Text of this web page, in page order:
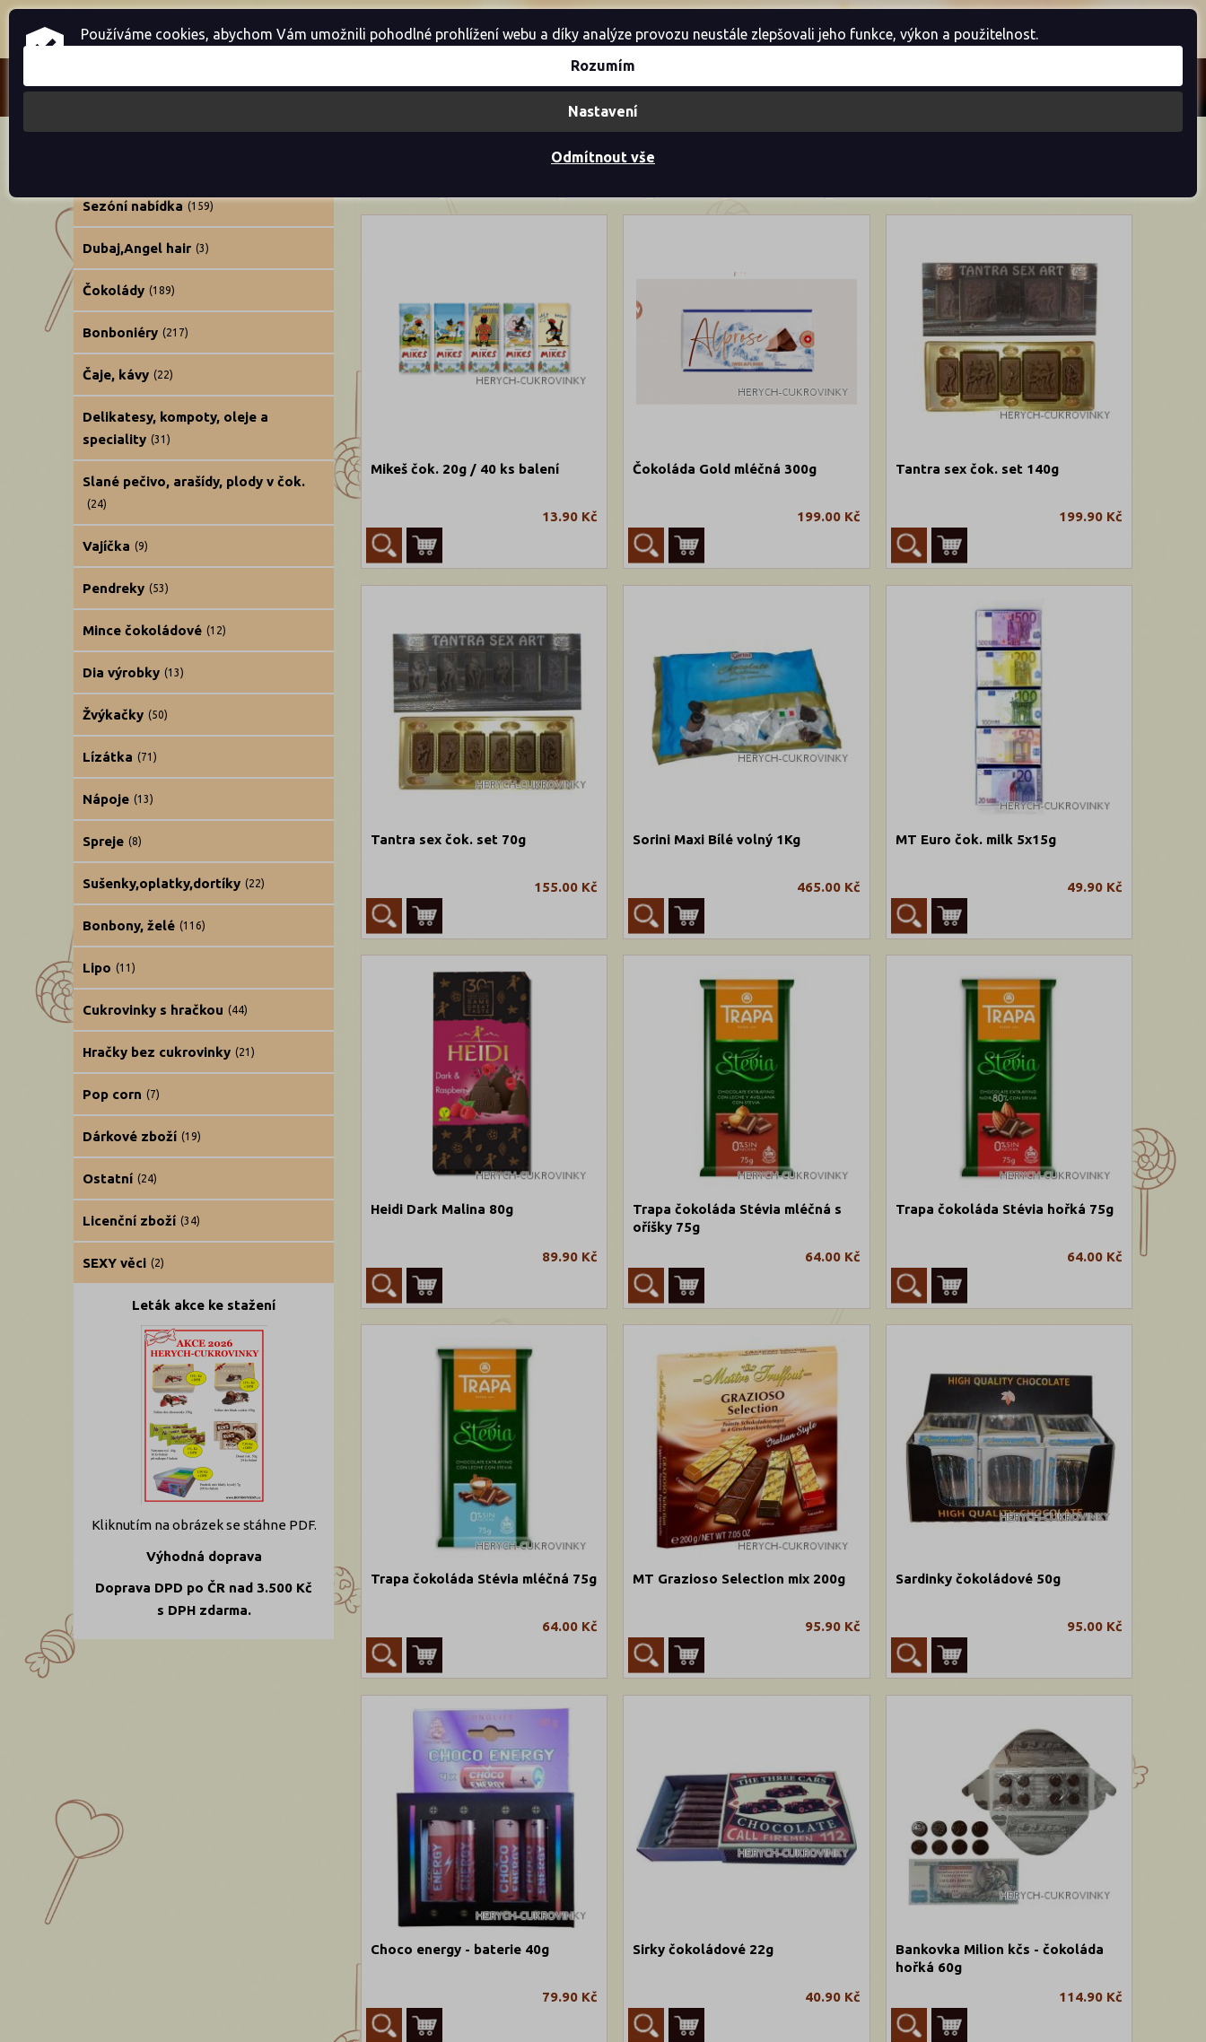
Home Přihlásit se Registrace Košík je prázdný
Akce Novinky Výprodej
Sezóní nabídka (159)
Dubaj,Angel hair (3)
Čokolády (189)
Bonboniéry (217)
Čaje, kávy (22)
Delikatesy, kompoty, oleje a
speciality (31)
Slané pečivo, arašídy, plody v čok.
(24)
Vajíčka (9)
Pendreky (53)
Mince čokoládové (12)
Dia výrobky (13)
Žvýkačky (50)
Lízátka (71)
Nápoje (13)
Spreje (8)
Sušenky,oplatky,dortíky (22)
Bonbony, želé (116)
Lipo (11)
Cukrovinky s hračkou (44)
Hračky bez cukrovinky (21)
Pop corn (7)
Dárkové zboží (19)
Ostatní (24)
Licenční zboží (34)
SEXY věci (2)
Leták akce ke stažení
Kliknutím na obrázek se stáhne PDF.
Výhodná doprava
Doprava DPD po ČR nad 3.500 Kč
s DPH zdarma.
Mikeš čok. 20g / 40 ks balení
13.90 Kč
Čokoláda Gold mléčná 300g
199.00 Kč
Tantra sex čok. set 140g
199.90 Kč
Tantra sex čok. set 70g
155.00 Kč
Sorini Maxi Bílé volný 1Kg
465.00 Kč
MT Euro čok. milk 5x15g
49.90 Kč
Heidi Dark Malina 80g
89.90 Kč
Trapa čokoláda Stévia mléčná s
oříšky 75g
64.00 Kč
Trapa čokoláda Stévia hořká 75g
64.00 Kč
Trapa čokoláda Stévia mléčná 75g
64.00 Kč
MT Grazioso Selection mix 200g
95.90 Kč
Sardinky čokoládové 50g
95.00 Kč
Choco energy - baterie 40g
79.90 Kč
Sirky čokoládové 22g
40.90 Kč
Bankovka Milion kčs - čokoláda
hořká 60g
114.90 Kč
Používáme cookies, abychom Vám umožnili pohodlné prohlížení webu a díky analýze provozu neustále zlepšovali jeho funkce, výkon a použitelnost.
Rozumím
Nastavení
Odmítnout vše